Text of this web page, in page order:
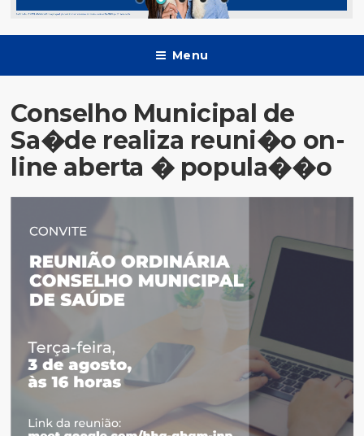
Menu
Conselho Municipal de
Sa�de realiza reuni�o on-
line aberta � popula��o